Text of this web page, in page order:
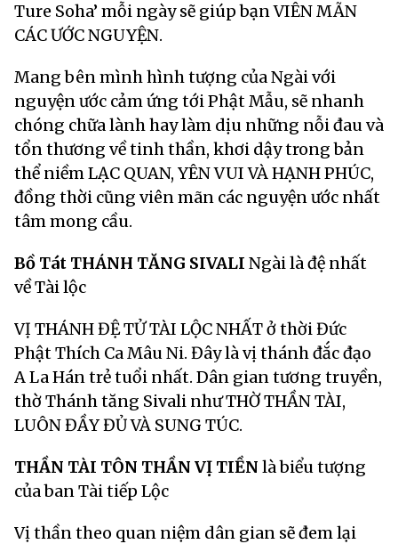
Ture Soha’ mỗi ngày sẽ giúp bạn VIÊN MÃN
CÁC ƯỚC NGUYỆN.
Mang bên mình hình tượng của Ngài với
nguyện ước cảm ứng tới Phật Mẫu, sẽ nhanh
chóng chữa lành hay làm dịu những nỗi đau và
tổn thương về tinh thần, khơi dậy trong bản
thể niềm LẠC QUAN, YÊN VUI VÀ HẠNH PHÚC,
đồng thời cũng viên mãn các nguyện ước nhất
tâm mong cầu.
Bồ Tát THÁNH TĂNG SIVALI Ngài là đệ nhất
về Tài lộc
VỊ THÁNH ĐỆ TỬ TÀI LỘC NHẤT ở thời Đức
Phật Thích Ca Mâu Ni. Đây là vị thánh đắc đạo
A La Hán trẻ tuổi nhất. Dân gian tương truyền,
thờ Thánh tăng Sivali như THỜ THẦN TÀI,
LUÔN ĐẦY ĐỦ VÀ SUNG TÚC.
THẦN TÀI TÔN THẦN VỊ TIỀN là biểu tượng
của ban Tài tiếp Lộc
Vị thần theo quan niệm dân gian sẽ đem lại